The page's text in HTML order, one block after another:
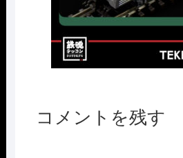
コメントを残す